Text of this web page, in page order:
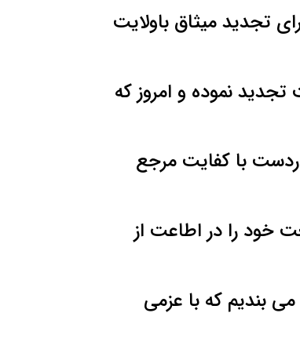
تجدید میثاق باولایت
نموده و امروز که
با کفایت مرجع
خود را در اطاعت از
بندیم که با عزمی